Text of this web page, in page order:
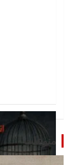
منوعات